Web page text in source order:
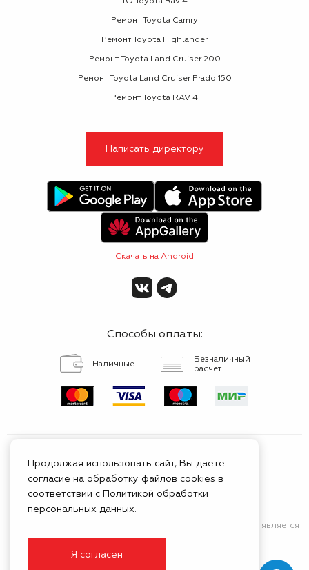
Ремонт Toyota Camry
Ремонт Toyota Highlander
Ремонт Toyota Land Cruiser 200
Ремонт Toyota Land Cruiser Prado 150
Ремонт Toyota RAV 4
Написать директору
Скачать на Android
Способы оплаты:
Наличные
Безналичный
расчет
Сертифицированный
и не является
публичной афертой (положения Статьи 437 ГК РФ).
© 1999 - 2026 ГК Тойота Моторс Клуб
Продолжая использовать сайт, Вы даете
согласие на обработку файлов cookies в
соответствии с
Политикой обработки
персональных данных.
Я согласен